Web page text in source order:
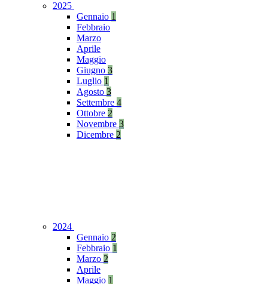
2025
Gennaio 1
Febbraio
Marzo
Aprile
Maggio
Giugno 3
Luglio 1
Agosto 3
Settembre 4
Ottobre 2
Novembre 3
Dicembre 2
2024
Gennaio 2
Febbraio 1
Marzo 2
Aprile
Maggio 1